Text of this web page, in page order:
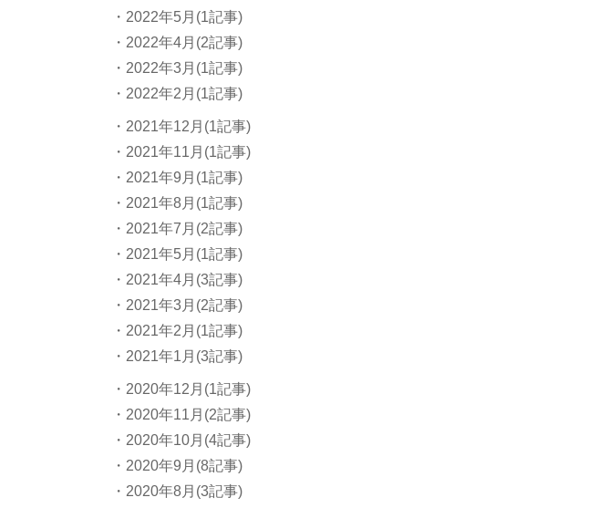
・2022年5月(1記事)
・2022年4月(2記事)
・2022年3月(1記事)
・2022年2月(1記事)
・2021年12月(1記事)
・2021年11月(1記事)
・2021年9月(1記事)
・2021年8月(1記事)
・2021年7月(2記事)
・2021年5月(1記事)
・2021年4月(3記事)
・2021年3月(2記事)
・2021年2月(1記事)
・2021年1月(3記事)
・2020年12月(1記事)
・2020年11月(2記事)
・2020年10月(4記事)
・2020年9月(8記事)
・2020年8月(3記事)